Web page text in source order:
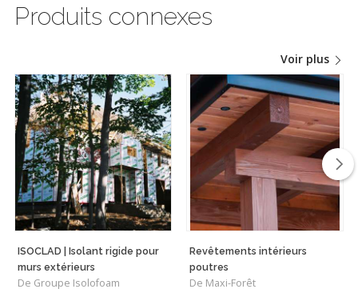
Produits connexes
Voir plus
ISOCLAD | Isolant rigide pour
murs extérieurs
De Groupe Isolofoam
Revêtements intérieurs
poutres
De Maxi-Forêt